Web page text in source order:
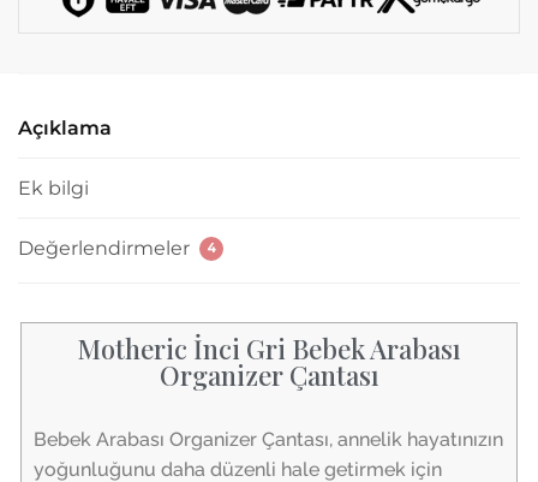
Açıklama
Ek bilgi
Değerlendirmeler 4
Motheric İnci Gri Bebek Arabası
Organizer Çantası
Bebek Arabası Organizer Çantası, annelik hayatınızın
yoğunluğunu daha düzenli hale getirmek için